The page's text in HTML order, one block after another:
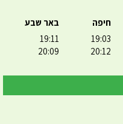
חיפה
19:03
20:12
באר שבע
19:11
20:09